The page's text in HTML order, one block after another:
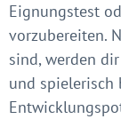
Eignungstest
vorzubereiten.
sind, werden
und spielerisch